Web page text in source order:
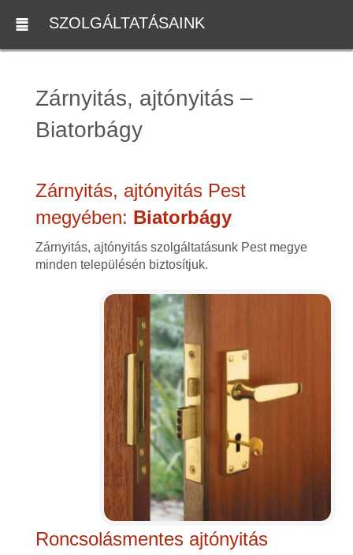
SZOLGÁLTATÁSAINK
Zárnyitás, ajtónyitás –
Biatorbágy
Zárnyitás, ajtónyitás Pest
megyében: Biatorbágy
Zárnyitás, ajtónyitás szolgáltatásunk Pest megye
minden településén biztosítjuk.
Roncsolásmentes ajtónyitás